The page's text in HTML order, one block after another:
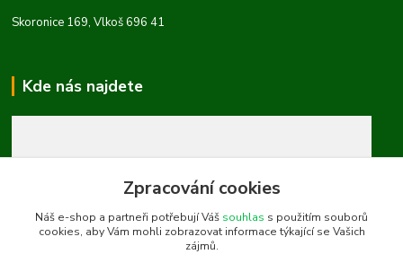
Skoronice 169, Vlkoš 696 41
Kde nás najdete
Zpracování cookies
Náš e-shop a partneři potřebují Váš souhlas s použitím souborů
cookies, aby Vám mohli zobrazovat informace týkající se Vašich
zájmů.